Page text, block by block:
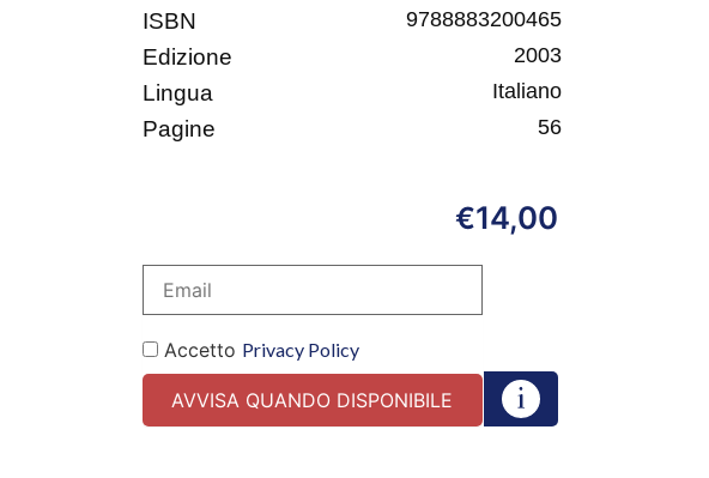
ISBN 9788883200465
Edizione 2003
Lingua Italiano
Pagine 56
€14,00
Accetto Privacy Policy